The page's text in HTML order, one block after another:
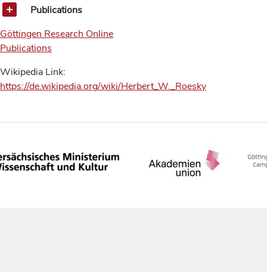
Publications
Göttingen Research Online
Publications
Wikipedia Link:
https://de.wikipedia.org/wiki/Herbert_W._Roesky